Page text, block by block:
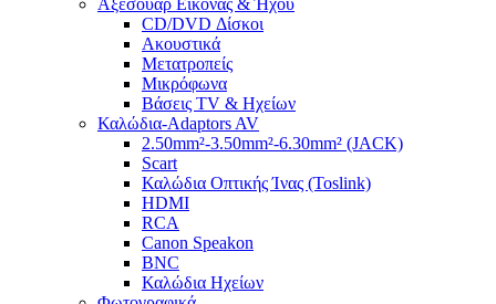
CD/DVD Δίσκοι
Ακουστικά
Μετατροπείς
Μικρόφωνα
Βάσεις TV & Ηχείων
Καλώδια-Adaptors AV
2.50mm²-3.50mm²-6.30mm² (JACK)
Scart
Καλώδια Οπτικής Ίνας (Toslink)
HDMI
RCA
Canon Speakon
BNC
Καλώδια Ηχείων